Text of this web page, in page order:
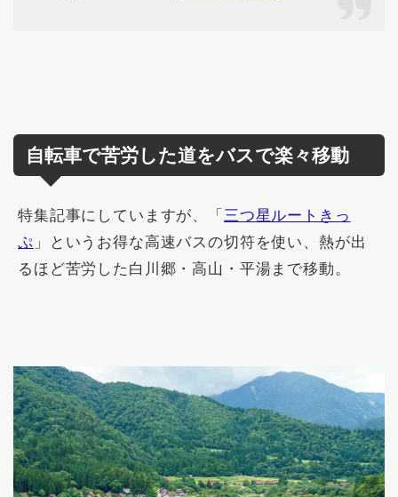
自転車で苦労した道をバスで楽々移動
特集記事にしていますが、「 三つ星ルートきっ
ぷ 」というお得な高速バスの切符を使い、熱が出
るほど苦労した白川郷・高山・平湯まで移動。